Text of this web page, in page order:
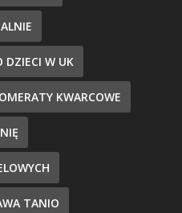
DZIECI W UK
KWARCOWE
TANIO